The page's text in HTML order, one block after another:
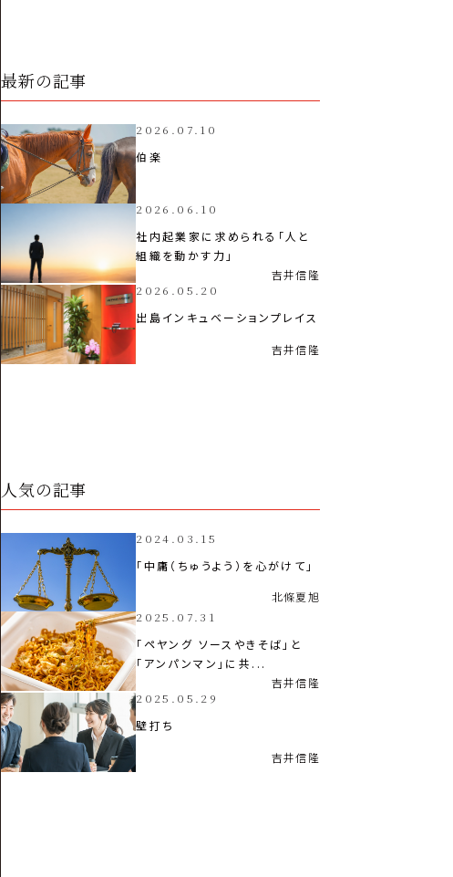
最新の記事
2026.07.10
伯楽
2026.06.10
社内起業家に求められる「人と
組織を動かす力」
吉井信隆
2026.05.20
出島インキュベーションプレイス
吉井信隆
人気の記事
2024.03.15
「中庸（ちゅうよう）を心がけて」
北條夏旭
2025.07.31
「ペヤング ソースやきそば」と
「アンパンマン」に共...
吉井信隆
2025.05.29
壁打ち
吉井信隆